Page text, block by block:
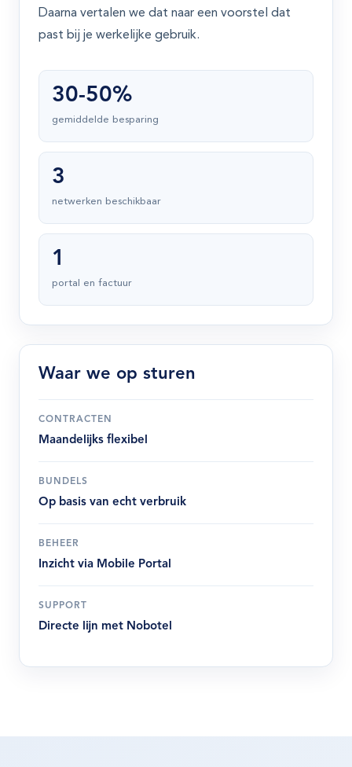
Daarna vertalen we dat naar een voorstel dat
past bij je werkelijke gebruik.
30-50%
gemiddelde besparing
3
netwerken beschikbaar
1
portal en factuur
Waar we op sturen
CONTRACTEN
Maandelijks flexibel
BUNDELS
Op basis van echt verbruik
BEHEER
Inzicht via Mobile Portal
SUPPORT
Directe lijn met Nobotel